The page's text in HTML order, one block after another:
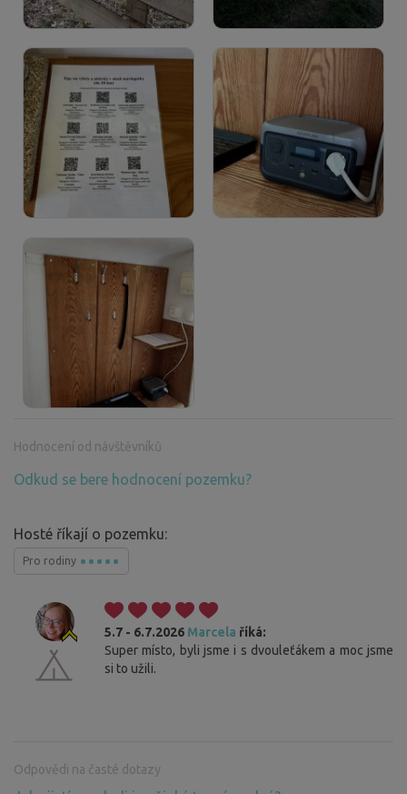
Hodnocení od návštěvníků
Odkud se bere hodnocení pozemku?
Hosté říkají o pozemku:
Pro rodiny
5.7 - 6.7.2026 Marcela říká:
Super místo, byli jsme i s dvouleťákem a moc jsme
si to užili.
Odpovědi na časté dotazy